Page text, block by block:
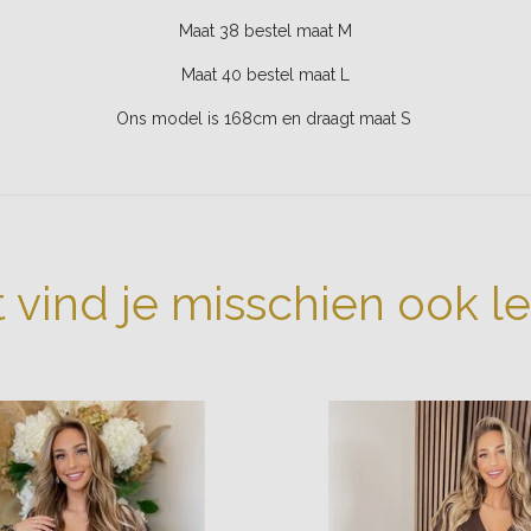
Maat 38 bestel maat M
Maat 40 bestel maat L
Ons model is 168cm en draagt maat S
vind je misschien ook